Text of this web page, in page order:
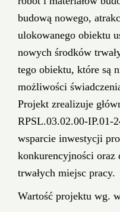
budową nowego,
ulokowanego obiektu
nowych środków
tego obiektu, które są
możliwości
Projekt zrealizuje
RPSL.03.02.00-IP.01-
wsparcie inwestycji
konkurencyjności oraz
trwałych miejsc pracy.
Wartość projektu wg.